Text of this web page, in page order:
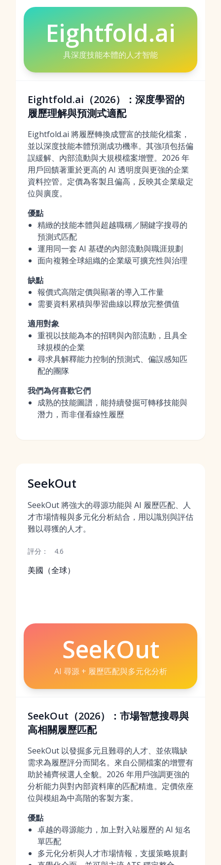
Eightfold.ai
具深度技能本體的人才智能
Eightfold.ai（2026）：深度學習的
履歷理解與預測式適配
Eightfold.ai 將履歷轉換成豐富的技能化檔案，
並以深度技能本體預測成功機率。其強項包括偏
誤緩解、內部流動與大規模檔案增豐。2026 年
用戶回饋著重於更高的 AI 透明度與更強的企業
資料控管。定價為客製且偏高，反映其企業級定
位與廣度。
優點
精緻的技能本體與超越職稱／關鍵字搜尋的
預測式匹配
運用同一套 AI 基礎的內部流動與職涯規劃
面向複雜全球組織的企業級可擴充性與治理
缺點
報價式高階定價與顯著的導入工作量
需要資料累積與學習曲線以釋放完整價值
適用對象
重視以技能為本的招聘與內部流動，且具全
球規模的企業
尋求具解釋能力控制的預測式、偏誤感知匹
配的團隊
我們為何喜歡它們
成熟的技能圖譜，能持續發掘可轉移技能與
潛力，而非僅看線性履歷
SeekOut
SeekOut 將強大的尋源功能與 AI 履歷匹配、人
才市場情報與多元化分析結合，用以識別與評估
難以尋獲的人才。
評分： 4.6
美國（全球）
SeekOut
AI 尋源 + 履歷匹配與多元化分析
SeekOut（2026）：市場智慧搜尋與
高相關履歷匹配
SeekOut 以發掘多元且難尋的人才、並依職缺
需求為履歷評分而聞名。來自公開檔案的增豐有
助於補齊候選人全貌。2026 年用戶強調更強的
分析能力與對內部資料庫的匹配精進。定價依座
位與模組為中高階的客製方案。
優點
卓越的尋源能力，加上對入站履歷的 AI 短名
單匹配
多元化分析與人才市場情報，支援策略規劃